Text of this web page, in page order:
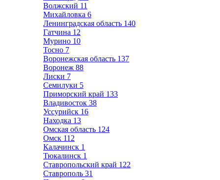
Волжский 11
Михайловка 6
Ленинградская область 140
Гатчина 12
Мурино 10
Тосно 7
Воронежская область 137
Воронеж 88
Лиски 7
Семилуки 5
Приморский край 133
Владивосток 38
Уссурийск 16
Находка 13
Омская область 124
Омск 112
Калачинск 1
Тюкалинск 1
Ставропольский край 122
Ставрополь 31